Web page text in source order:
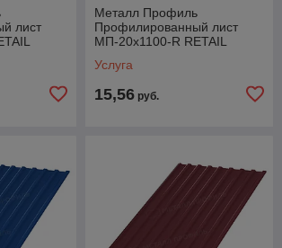
лист
Металл Профиль
Профилированный лист
МП-20x1100-R RETAIL
Услуга
15,56 руб.